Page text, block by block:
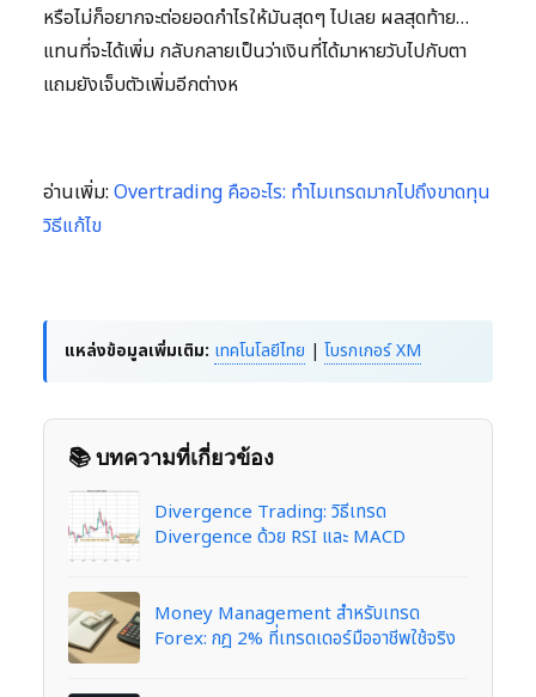
หรือไม่ก็อยากจะต่อยอดกำไรให้มันสุดๆ ไปเลย ผลสุดท้าย…
แทนที่จะได้เพิ่ม กลับกลายเป็นว่าเงินที่ได้มาหายวับไปกับตา
แถมยังเจ็บตัวเพิ่มอีกต่างห
อ่านเพิ่ม: Overtrading คืออะไร: ทำไมเทรดมากไปถึงขาดทุน
วิธีแก้ไข
แหล่งข้อมูลเพิ่มเติม: เทคโนโลยีไทย | โบรกเกอร์ XM
📚 บทความที่เกี่ยวข้อง
Divergence Trading: วิธีเทรด
Divergence ด้วย RSI และ MACD
Money Management สำหรับเทรด
Forex: กฎ 2% ที่เทรดเดอร์มืออาชีพใช้จริง